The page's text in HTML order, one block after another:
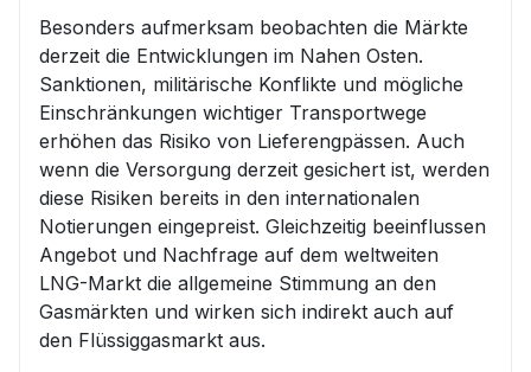
Besonders aufmerksam beobachten die Märkte
derzeit die Entwicklungen im Nahen Osten.
Sanktionen, militärische Konflikte und mögliche
Einschränkungen wichtiger Transportwege
erhöhen das Risiko von Lieferengpässen. Auch
wenn die Versorgung derzeit gesichert ist, werden
diese Risiken bereits in den internationalen
Notierungen eingepreist. Gleichzeitig beeinflussen
Angebot und Nachfrage auf dem weltweiten
LNG-Markt die allgemeine Stimmung an den
Gasmärkten und wirken sich indirekt auch auf
den Flüssiggasmarkt aus.